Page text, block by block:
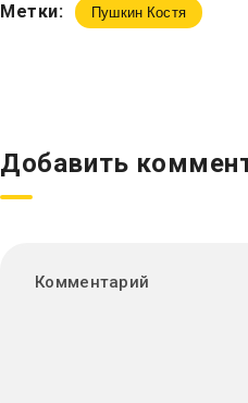
Метки: Пушкин Костя
Добавить